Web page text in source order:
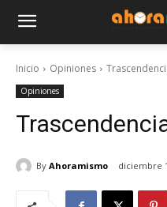
Inicio Opiniones
Opiniones
By Ahoramismo diciembre